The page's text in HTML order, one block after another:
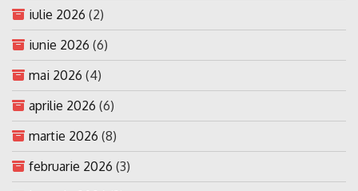
iulie 2026 (2)
iunie 2026 (6)
mai 2026 (4)
aprilie 2026 (6)
martie 2026 (8)
februarie 2026 (3)